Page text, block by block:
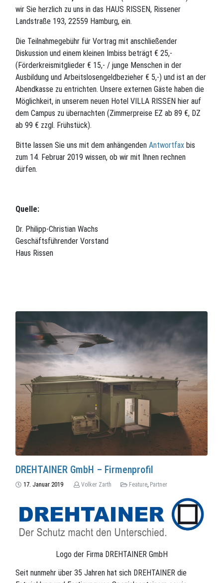
wir Sie herzlich zu uns in das HAUS RISSEN, Rissener
Landstraße 193, 22559 Hamburg, ein.
Die Teilnahmegebühr für Vortrag mit anschließender
Diskussion und einem kleinen Imbiss beträgt € 25,-
(Förderkreismitglieder € 15,- / junge Menschen in der
Ausbildung und Arbeitslosengeldbezieher € 5,-) und ist an der
Abendkasse zu entrichten. Unsere externen Gäste haben die
Möglichkeit, in unserem neuen Hotel VILLA RISSEN hier auf
dem Campus zu übernachten (Zimmerpreise EZ ab 89 €, DZ
ab 99 € zzgl. Frühstück).
Bitte lassen Sie uns mit dem anhängenden Antwortfax bis
zum 14. Februar 2019 wissen, ob wir mit Ihnen rechnen
dürfen.
Quelle:
Dr. Philipp-Christian Wachs
Geschäftsführender Vorstand
Haus Rissen
DREHTAINER GmbH – Firmenprofil
17. Januar 2019 Volker Zarth Feature, Partner
Logo der Firma DREHTAINER GmbH
Seit nunmehr über 35 Jahren hat sich DREHTAINER die